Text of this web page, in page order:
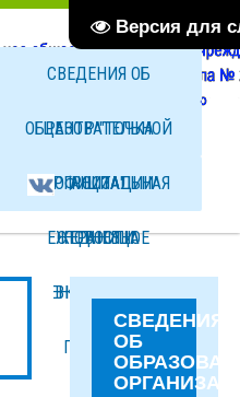
Версия для
СВЕДЕНИЯ ОБ
ОБРАЗОВАТЕЛЬНОЙ
ОРГАНИЗАЦИИ
НОВОСТИ
ФАЙЛЫ
ЦЕНТР "ТОЧКА
РОСТА"
ЕЖЕДНЕВНОЕ
МЕНЮ ГОРЯЧЕГО
ПИТАНИЯ
ОФИЦИАЛЬНАЯ
СТРАНИЦА
ВКОНТАКТЕ
СВЕДЕНИЯ
ОБ